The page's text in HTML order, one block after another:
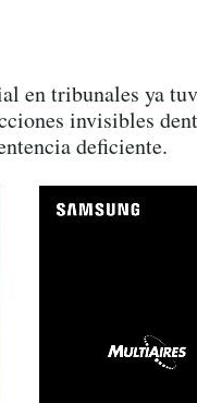
en tribunales ya
invisibles
deficiente.